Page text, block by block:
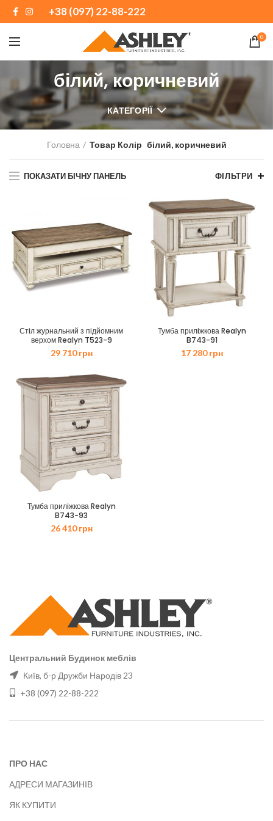
+38 (097) 22-88-222
0
білий, коричневий
КАТЕГОРІЇ
Головна Товар Колір білий, коричневий
ПОКАЗАТИ БІЧНУ ПАНЕЛЬ ФІЛЬТРИ
Стiл журнальний з підйомним
верхом Realyn T523-9
29 710грн
Тумба прилiжкова Realyn
B743-91
17 280грн
Тумба прилiжкова Realyn
B743-93
26 410грн
Центральний Будинок меблів
Київ, б-р Дружби Народів 23
+38 (097) 22-88-222
ПРО НАС
АДРЕСИ МАГАЗИНІВ
ЯК КУПИТИ